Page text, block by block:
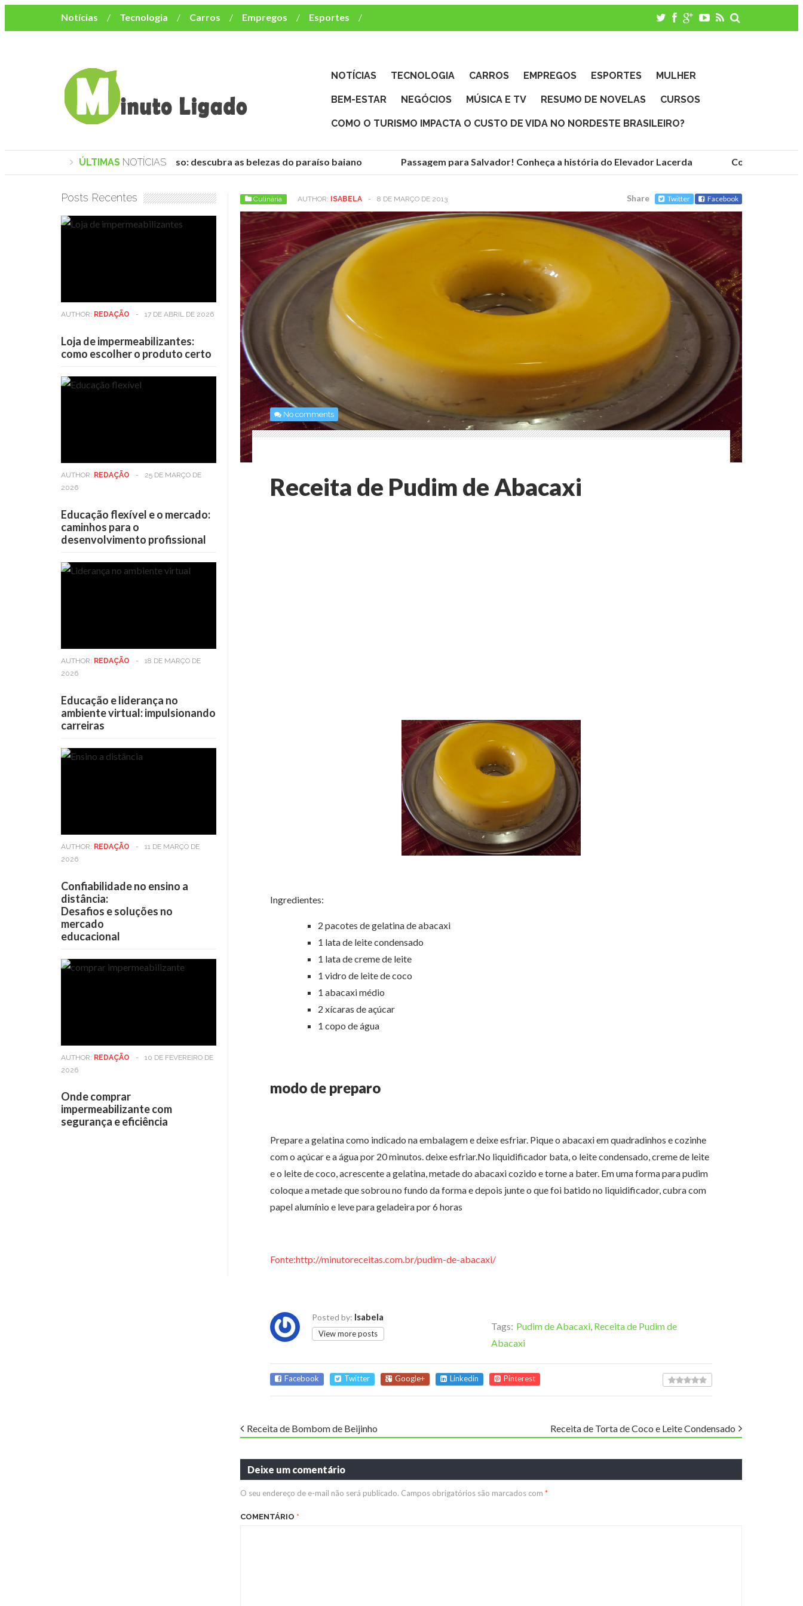
Notícias Tecnologia Carros Empregos
Esportes
Mulher
Bem-Estar Negócios
Música e TV
NOTÍCIAS TECNOLOGIA CARROS EMPREGOS ESPORTES MULHER
BEM-ESTAR NEGÓCIOS MÚSICA E TV RESUMO DE NOVELAS CURSOS
COMO O TURISMO IMPACTA O CUSTO DE VIDA NO NORDESTE BRASILEIRO?
ÚLTIMAS NOTÍCIAS
Praias de Trancoso: descubra as belezas do paraíso baiano Passagem para Salvador! Conheça a história do Elevador Lacerda Conheça as
Culinária AUTHOR: ISABELA - 8 DE MARÇO DE 2013 Share Twitter Facebook
No comments
Receita de Pudim de Abacaxi
Ingredientes:
2 pacotes de gelatina de abacaxi
1 lata de leite condensado
1 lata de creme de leite
1 vidro de leite de coco
1 abacaxi médio
2 xícaras de açúcar
1 copo de água
modo de preparo
Prepare a gelatina como indicado na embalagem e deixe esfriar. Pique o abacaxi em quadradinhos e cozinhe
com o açúcar e a água por 20 minutos. deixe esfriar.No liquidificador bata, o leite condensado, creme de leite
e o leite de coco, acrescente a gelatina, metade do abacaxi cozido e torne a bater. Em uma forma para pudim
coloque a metade que sobrou no fundo da forma e depois junte o que foi batido no liquidificador, cubra com
papel alumínio e leve para geladeira por 6 horas
Fonte:http://minutoreceitas.com.br/pudim-de-abacaxi/
Posted by: Isabela
View more posts
Tags: Pudim de Abacaxi, Receita de Pudim de
Abacaxi
Facebook Twitter Google+ Linkedin Pinterest
Receita de Bombom de Beijinho Receita de Torta de Coco e Leite Condensado
Deixe um comentário
O seu endereço de e-mail não será publicado. Campos obrigatórios são marcados com *
COMENTÁRIO *
Posts Recentes
AUTHOR: REDAÇÃO - 17 DE ABRIL DE 2026
Loja de impermeabilizantes:
como escolher o produto certo
AUTHOR: REDAÇÃO -
25 DE MARÇO DE
2026
Educação flexível e o mercado:
caminhos para o
desenvolvimento profissional
AUTHOR: REDAÇÃO -
18 DE MARÇO DE
2026
Educação e liderança no
ambiente virtual: impulsionando
carreiras
AUTHOR: REDAÇÃO -
11 DE MARÇO DE
2026
Confiabilidade no ensino a
distância:
Desafios e soluções no
mercado
educacional
AUTHOR: REDAÇÃO -
10 DE FEVEREIRO DE
2026
Onde comprar
impermeabilizante com
segurança e eficiência